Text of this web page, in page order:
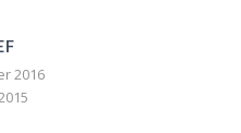
2016